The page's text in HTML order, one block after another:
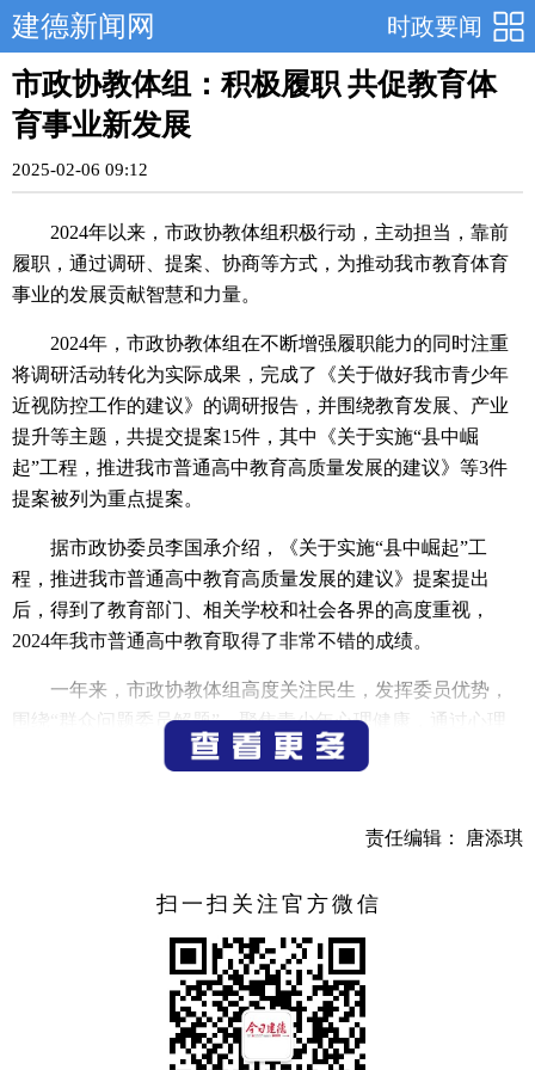
时政要闻
建德新闻网
市政协教体组：积极履职 共促教育体
育事业新发展
2025-02-06 09:12
2024年以来，市政协教体组积极行动，主动担当，靠前
履职，通过调研、提案、协商等方式，为推动我市教育体育
事业的发展贡献智慧和力量。
2024年，市政协教体组在不断增强履职能力的同时注重
将调研活动转化为实际成果，完成了《关于做好我市青少年
近视防控工作的建议》的调研报告，并围绕教育发展、产业
提升等主题，共提交提案15件，其中《关于实施“县中崛
起”工程，推进我市普通高中教育高质量发展的建议》等3件
提案被列为重点提案。
据市政协委员李国承介绍，《关于实施“县中崛起”工
程，推进我市普通高中教育高质量发展的建议》提案提出
后，得到了教育部门、相关学校和社会各界的高度重视，
2024年我市普通高中教育取得了非常不错的成绩。
一年来，市政协教体组高度关注民生，发挥委员优势，
围绕“群众问题委员解题”，聚焦青少年心理健康，通过心理
团辅、公益讲座、结对关爱等活动，传递正能量，护航青少
的建设改革、校园足球的发展，以及如何优化基础资源配
羽剑表示，这些年，我市聚焦学有优教补短板，保教水平有
了比较大的提升，但是体现在城乡区域发展上还存在着一些
不平衡，今年两会准备提交学前教育普及普惠优质发展的建
议，建议党委、政府继续优化教育资源配置，保障教师队伍
责任编辑： 唐添琪
扫一扫关注官方微信